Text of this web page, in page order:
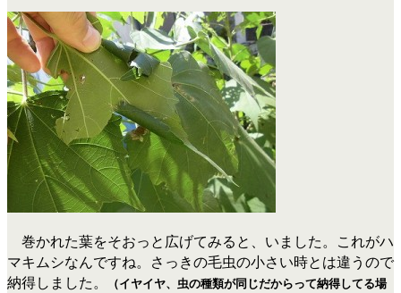
巻かれた葉をそおっと広げてみると、いました。これがハ
マキムシなんですね。さっきの毛虫の小さい時とは違うので
納得しました。
（イヤイヤ、虫の種類が同じだからって納得してる場